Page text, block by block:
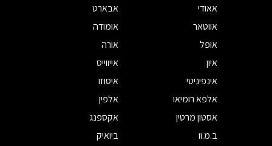
אאודי
אבארט
אווטאר
אומודה
אופל
אורה
איון
אייווייס
אינפיניטי
איסוזו
אלפא רומיאו
אלפין
אסטון מרטין
אקספנג
ב.מ.וו
ביואיק